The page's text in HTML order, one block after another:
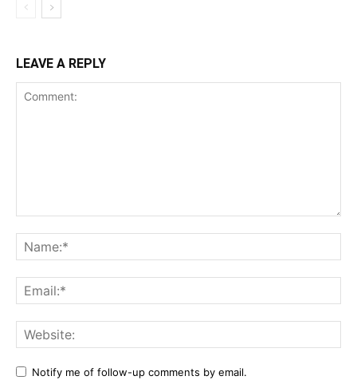
LEAVE A REPLY
Notify me of follow-up comments by email.